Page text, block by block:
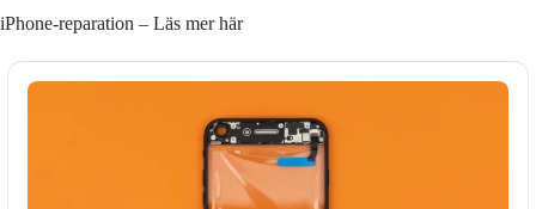
iPhone-reparation – Läs mer här